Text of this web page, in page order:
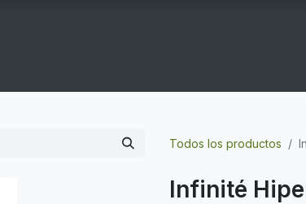
Todos los productos
Infinité